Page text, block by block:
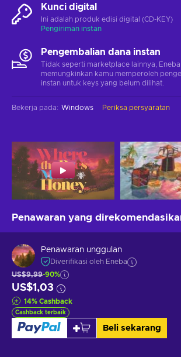
Kunci digital
Ini adalah produk edisi digital (CD-KEY)
Pengiriman instan
Pengembalian dana instan
Tidak seperti marketplace lainnya, Eneba
memungkinkan kamu memperoleh
instan untuk keys yang belum dilihat.
Bekerja pada: Windows Periksa persyaratan
Penawaran yang
Penawaran unggulan
Diverifikasi oleh Eneba
US$9,99-90%
US$1,03
14% Cashback
Cashback terbaik
Beli sekarang